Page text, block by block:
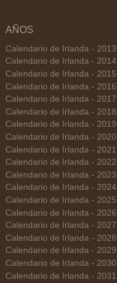
AÑOS
Calendario de Irlanda - 2013
Calendario de Irlanda - 2014
Calendario de Irlanda - 2015
Calendario de Irlanda - 2016
Calendario de Irlanda - 2017
Calendario de Irlanda - 2018
Calendario de Irlanda - 2019
Calendario de Irlanda - 2020
Calendario de Irlanda - 2021
Calendario de Irlanda - 2022
Calendario de Irlanda - 2023
Calendario de Irlanda - 2024
Calendario de Irlanda - 2025
Calendario de Irlanda - 2026
Calendario de Irlanda - 2027
Calendario de Irlanda - 2028
Calendario de Irlanda - 2029
Calendario de Irlanda - 2030
Calendario de Irlanda - 2031